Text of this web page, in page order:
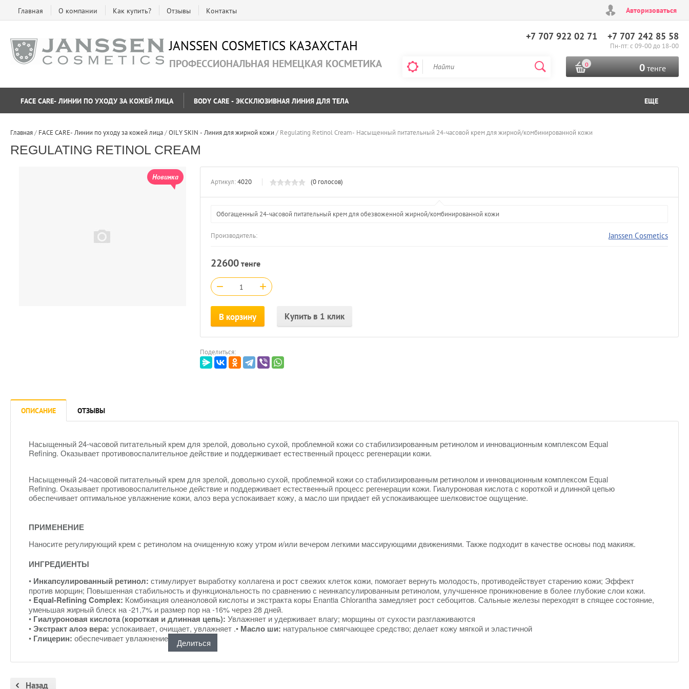
Главная О компании Как купить? Отзывы Контакты Авторизоваться
JANSSEN COSMETICS KAЗАХСТАН
ПРОФЕССИОНАЛЬНАЯ НЕМЕЦКАЯ КОСМЕТИКА
+7 707 922 02 71 +7 707 242 85 58
Пн-пт: с 09-00 до 18-00
0 0тенге
FACE CARE- ЛИНИИ ПО УХОДУ ЗА КОЖЕЙ ЛИЦА BODY CARE - ЭКСКЛЮЗИВНАЯ ЛИНИЯ ДЛЯ ТЕЛА ЕЩЕ
Главная / FACE CARE- Линии по уходу за кожей лица / ОILY SKIN - Линия для жирной кожи / Regulating Retinol Cream- Насыщенный питательный 24-часовой крем для жирной/комбинированной кожи
REGULATING RETINOL CREAM
Новинка
Артикул:4020 (0 голосов)
Обогащенный 24-часовой питательный крем для обезвоженной жирной/комбинированной кожи
Производитель: Janssen Cosmetics
22600 тенге
− +
В корзину Купить в 1 клик
Поделиться:
ОПИСАНИЕ ОТЗЫВЫ
Насыщенный 24-часовой питательный крем для зрелой, довольно сухой, проблемной кожи со стабилизированным ретинолом и инновационным комплексом Equal
Refining. Оказывает противовоспалительное действие и поддерживает естественный процесс регенерации кожи.
Насыщенный 24-часовой питательный крем для зрелой, довольно сухой, проблемной кожи со стабилизированным ретинолом и инновационным комплексом Equal
Refining. Оказывает противовоспалительное действие и поддерживает естественный процесс регенерации кожи. Гиалуроновая кислота с короткой и длинной цепью
обеспечивает оптимальное увлажнение кожи, алоэ вера успокаивает кожу, а масло ши придает ей успокаивающее шелковистое ощущение.
ПРИМЕНЕНИЕ
Наносите регулирующий крем с ретинолом на очищенную кожу утром и/или вечером легкими массирующими движениями. Также подходит в качестве основы под макияж.
ИНГРЕДИЕНТЫ
• Инкапсулированный ретинол: стимулирует выработку коллагена и рост свежих клеток кожи, помогает вернуть молодость, противодействует старению кожи; Эффект
против морщин; Повышенная стабильность и функциональность по сравнению с неинкапсулированным ретинолом, улучшенное проникновение в более глубокие слои кожи.
• Equal-Refining Complex: Комбинация олеаноловой кислоты и экстракта коры Enantia Chlorantha замедляет рост себоцитов. Сальные железы переходят в спящее состояние,
уменьшая жирный блеск на -21,7% и размер пор на -16% через 28 дней.
• Гиалуроновая кислота (короткая и длинная цепь): Увлажняет и удерживает влагу; морщины от сухости разглаживаются
•Экстракт алоэ вера: успокаивает, очищает, увлажняет .• Масло ши: натуральное смягчающее средство; делает кожу мягкой и эластичной
• Глицерин: обеспечивает увлажнение Делиться
Назад